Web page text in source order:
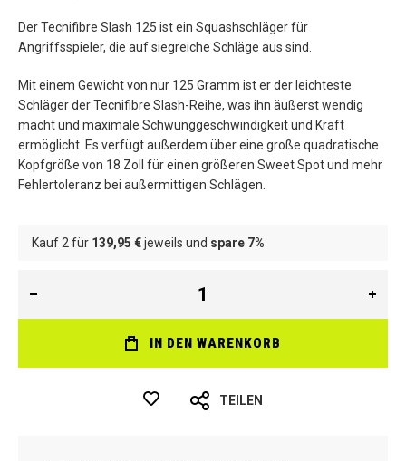
Der Tecnifibre Slash 125 ist ein Squashschläger für
Angriffsspieler, die auf siegreiche Schläge aus sind.
Mit einem Gewicht von nur 125 Gramm ist er der leichteste
Schläger der Tecnifibre Slash-Reihe, was ihn äußerst wendig
macht und maximale Schwunggeschwindigkeit und Kraft
ermöglicht. Es verfügt außerdem über eine große quadratische
Kopfgröße von 18 Zoll für einen größeren Sweet Spot und mehr
Fehlertoleranz bei außermittigen Schlägen.
Kauf 2 für 139,95 €jeweils und spare 7%
IN DEN WARENKORB
TEILEN